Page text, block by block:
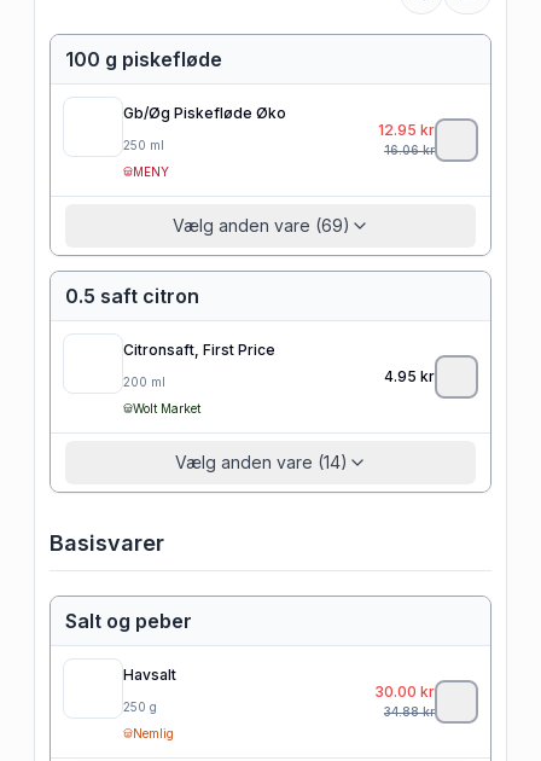
100 g piskefløde
Gb/Øg Piskefløde Øko
250 ml
MENY
12.95 kr
16.06kr
Vælg anden vare (69)
0.5 saft citron
Citronsaft, First Price
200 ml
Wolt Market
4.95 kr
Vælg anden vare (14)
Basisvarer
Salt og peber
Havsalt
250 g
Nemlig
30.00 kr
34.88kr